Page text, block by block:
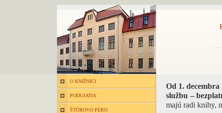
O KNIŽNICI
PODUJATIA
ŠTÚROVO PERO
Od 1. decembra
službu –
majú radi knihy,